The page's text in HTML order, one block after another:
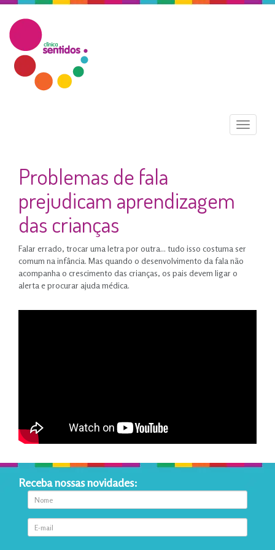
Menu
Problemas de fala
prejudicam aprendizagem
das crianças
Falar errado, trocar uma letra por outra... tudo isso costuma ser
comum na infância. Mas quando o desenvolvimento da fala não
acompanha o crescimento das crianças, os pais devem ligar o
alerta e procurar ajuda médica.
Receba nossas novidades: